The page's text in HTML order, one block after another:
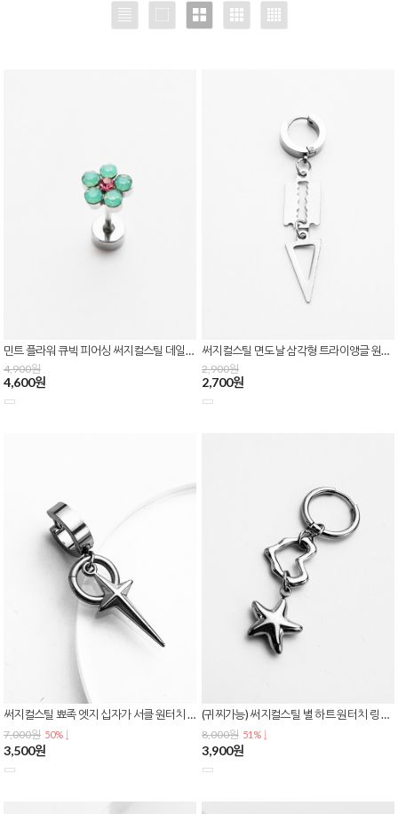
민트 플라워 큐빅 피어싱 써지컬스틸 데일리 꽃 여성 미니 귀걸이 바두께 0.8mm P-0842
4,900원
4,600원
써지컬스틸 면도날 삼각형 트라이앵글 원터치 링 귀걸이 E-0630
2,900원
2,700원
써지컬스틸 뾰족 엣지 십자가 서클 원터치 링 귀걸이 데일리 이어링 E-0626
7,000원 50% ↓
3,500원
(귀찌가능) 써지컬스틸 별 하트 원터치 링 귀걸이 데일리 이어링 E-0625
8,000원 51% ↓
3,900원